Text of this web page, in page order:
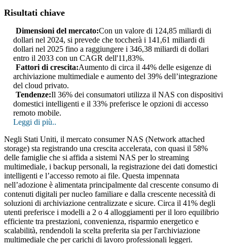
Risultati chiave
Dimensioni del mercato:Con un valore di 124,85 miliardi di
dollari nel 2024, si prevede che toccherà i 141,61 miliardi di
dollari nel 2025 fino a raggiungere i 346,38 miliardi di dollari
entro il 2033 con un CAGR dell'11,83%.
Fattori di crescita:Aumento di circa il 44% delle esigenze di
archiviazione multimediale e aumento del 39% dell’integrazione
del cloud privato.
Tendenze:Il 36% dei consumatori utilizza il NAS con dispositivi
domestici intelligenti e il 33% preferisce le opzioni di accesso
remoto mobile.
Leggi di più..
Negli Stati Uniti, il mercato consumer NAS (Network attached
storage) sta registrando una crescita accelerata, con quasi il 58%
delle famiglie che si affida a sistemi NAS per lo streaming
multimediale, i backup personali, la registrazione dei dati domestici
intelligenti e l’accesso remoto ai file. Questa impennata
nell’adozione è alimentata principalmente dal crescente consumo di
contenuti digitali per nucleo familiare e dalla crescente necessità di
soluzioni di archiviazione centralizzate e sicure. Circa il 41% degli
utenti preferisce i modelli a 2 o 4 alloggiamenti per il loro equilibrio
efficiente tra prestazioni, convenienza, risparmio energetico e
scalabilità, rendendoli la scelta preferita sia per l'archiviazione
multimediale che per carichi di lavoro professionali leggeri.